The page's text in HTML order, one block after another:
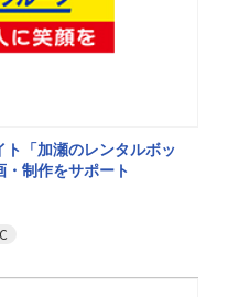
「加瀬のレンタルボッ
制作をサポート